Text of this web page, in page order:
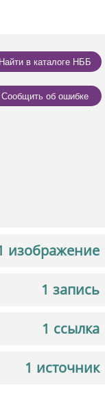
Найти в каталоге НББ
Сообщить об ошибке
изображение
1 запись
1 ссылка
1 источник